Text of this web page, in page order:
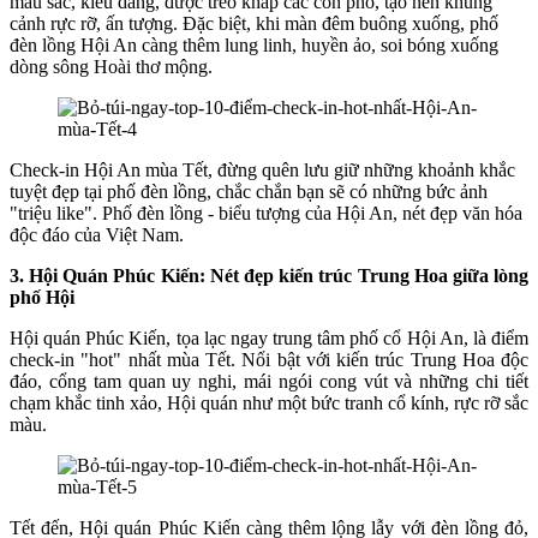
cảnh rực rỡ, ấn tượng. Đặc biệt, khi màn đêm buông xuống, phố
đèn lồng Hội An càng thêm lung linh, huyền ảo, soi bóng xuống
dòng sông Hoài thơ mộng.
Check-in Hội An mùa Tết, đừng quên lưu giữ những khoảnh khắc
tuyệt đẹp tại phố đèn lồng, chắc chắn bạn sẽ có những bức ảnh
"triệu like". Phố đèn lồng - biểu tượng của Hội An, nét đẹp văn hóa
độc đáo của Việt Nam.
3. Hội Quán Phúc Kiến: Nét đẹp kiến trúc Trung Hoa giữa lòng
phố Hội
Hội quán Phúc Kiến, tọa lạc ngay trung tâm phố cổ Hội An, là điểm
check-in "hot" nhất mùa Tết. Nổi bật với kiến trúc Trung Hoa độc
đáo, cổng tam quan uy nghi, mái ngói cong vút và những chi tiết
chạm khắc tinh xảo, Hội quán như một bức tranh cổ kính, rực rỡ sắc
màu.
Tết đến, Hội quán Phúc Kiến càng thêm lộng lẫy với đèn lồng đỏ,